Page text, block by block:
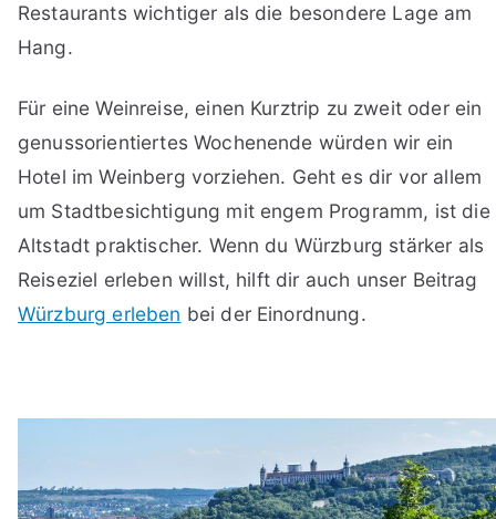
Restaurants wichtiger als die besondere Lage am
Hang.
Für eine Weinreise, einen Kurztrip zu zweit oder ein
genussorientiertes Wochenende würden wir ein
Hotel im Weinberg vorziehen. Geht es dir vor allem
um Stadtbesichtigung mit engem Programm, ist die
Altstadt praktischer. Wenn du Würzburg stärker als
Reiseziel erleben willst, hilft dir auch unser Beitrag
Würzburg erleben bei der Einordnung.